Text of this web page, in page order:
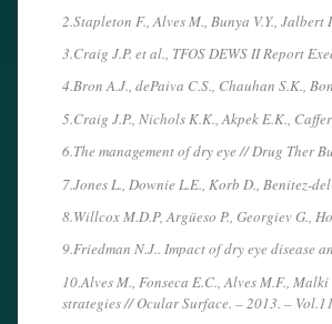
2.Stapleton F., Alves M., Bunya V.Y.,
3.Craig J.P. et al., TFOS DEWS II Report
4.Bron A.J., dePaiva C.S., Chauhan S.K.,
5.Craig J.P., Nichols K.K., Akpek E.K.,
6.The management of dry eye // Drug Ther
7.Jones L., Downie L.E., Korb D., Benitez-
8.Willcox M.D.P, Argüeso P., Georgiev G.,
9.Friedman N.J.. Impact of dry eye
10.Alves M., Fonseca E.C., Alves M.F.,
strategies // Ocular Surface. – 2013. –